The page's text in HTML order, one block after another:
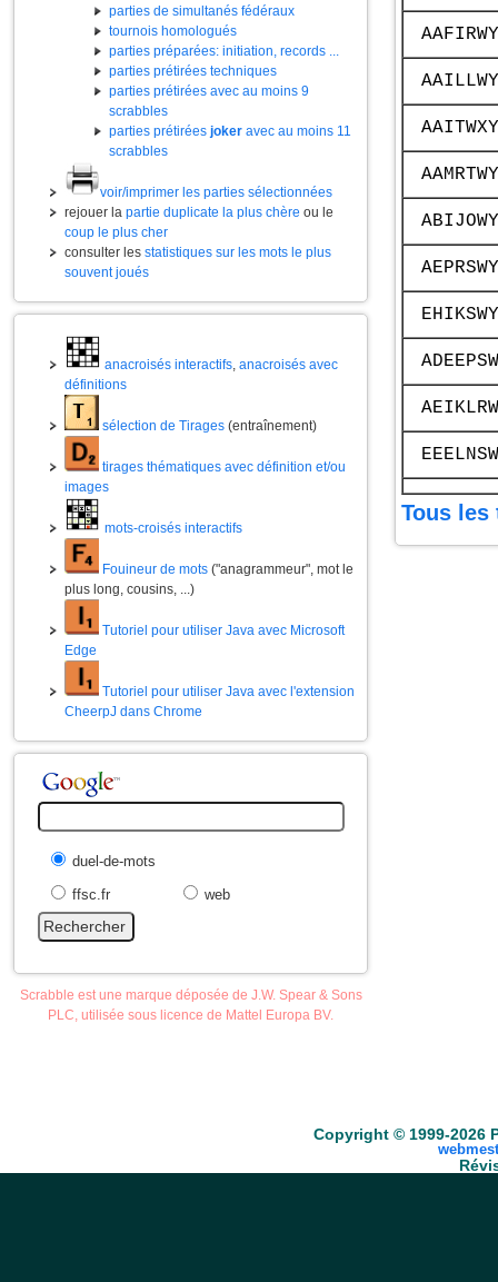
parties de simultanés fédéraux
tournois homologués
parties préparées: initiation, records ...
parties prétirées techniques
parties prétirées avec au moins 9
scrabbles
parties prétirées joker avec au moins 11
scrabbles
voir/imprimer les parties sélectionnées
rejouer la partie duplicate la plus chère ou le
coup le plus cher
consulter les statistiques sur les mots le plus
souvent joués
anacroisés interactifs, anacroisés avec
définitions
sélection de Tirages (entraînement)
tirages thématiques avec définition et/ou
images
mots-croisés interactifs
Fouineur de mots ("anagrammeur", mot le
plus long, cousins, ...)
Tutoriel pour utiliser Java avec Microsoft
Edge
Tutoriel pour utiliser Java avec l'extension
CheerpJ dans Chrome
duel-de-mots
ffsc.fr
web
Scrabble est une marque déposée de J.W. Spear & Sons
PLC, utilisée sous licence de Mattel Europa BV.
AAFIRWY
AAILLWY
AAITWXY
AAMRTWY
ABIJOWY
AEPRSWY
EHIKSWY
Tous les
Copyright © 1999-2026